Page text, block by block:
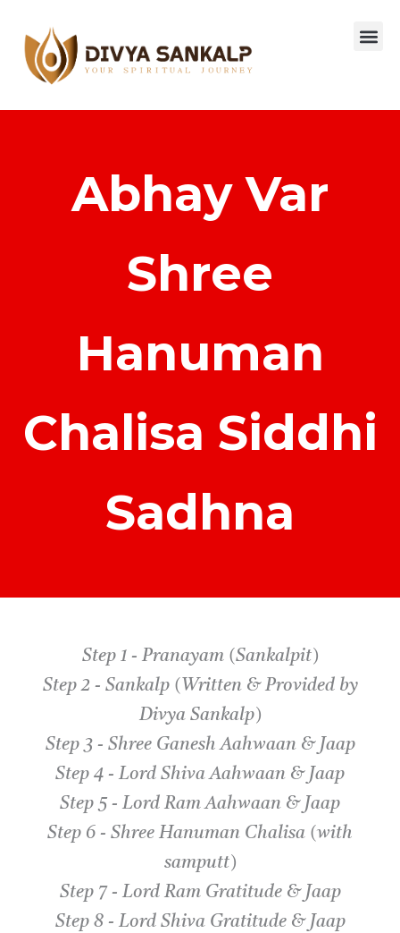
Abhay Var
Shree
Hanuman
Chalisa Siddhi
Sadhna
Step 1 - Pranayam (Sankalpit)
Step 2 - Sankalp (Written & Provided by
Divya Sankalp)
Step 3 - Shree Ganesh Aahwaan & Jaap
Step 4 - Lord Shiva Aahwaan & Jaap
Step 5 - Lord Ram Aahwaan & Jaap
Step 6 - Shree Hanuman Chalisa (with
samputt)
Step 7 - Lord Ram Gratitude & Jaap
Step 8 - Lord Shiva Gratitude & Jaap